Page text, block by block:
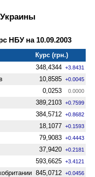
НБУ на 10.09.2003
Курс (грн.)
348,4344 +3.8431
10,8585 +0.0045
0,0253 0.0000
389,2103 +0.7599
384,5712 +0.8682
18,1077 +0.1593
79,9083 +0.4443
37,9420 +0.2181
593,6625 +3.4121
845,0712 +0.0456